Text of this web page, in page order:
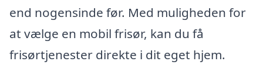
end nogensinde før. Med muligheden for
at vælge en mobil frisør, kan du få
frisørtjenester direkte i dit eget hjem.